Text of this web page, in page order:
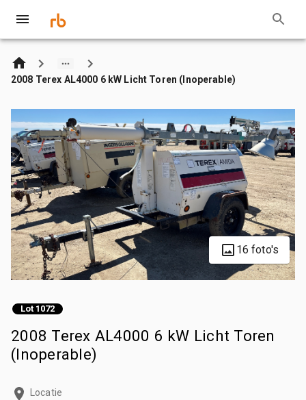
2008 Terex AL4000 6 kW Licht Toren (Inoperable)
16 foto's
Lot 1072
2008 Terex AL4000 6 kW Licht Toren
(Inoperable)
Locatie